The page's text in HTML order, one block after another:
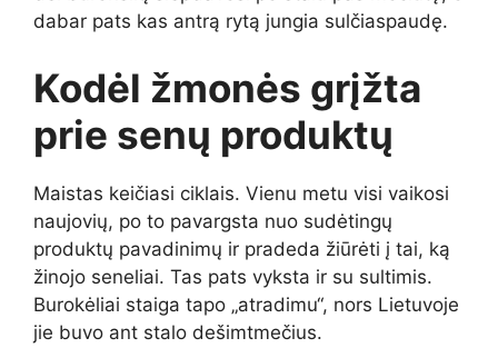
dabar pats kas antrą rytą jungia sulčiaspaudę.
Kodėl žmonės grįžta
prie senų produktų
Maistas keičiasi ciklais. Vienu metu visi vaikosi
naujovių, po to pavargsta nuo sudėtingų
produktų pavadinimų ir pradeda žiūrėti į tai, ką
žinojo seneliai. Tas pats vyksta ir su sultimis.
Burokėliai staiga tapo „atradimu“, nors Lietuvoje
jie buvo ant stalo dešimtmečius.